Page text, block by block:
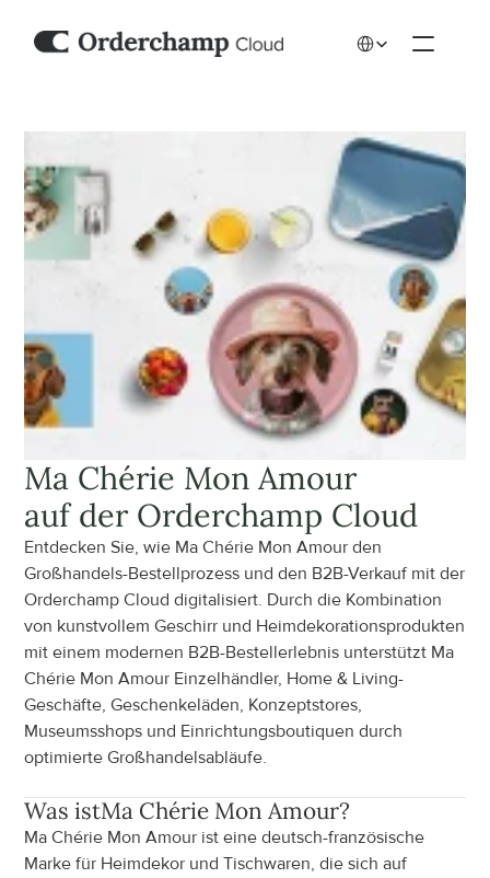
Ma Chérie Mon Amour
auf der Orderchamp Cloud
Entdecken Sie, wie Ma Chérie Mon Amour den
Großhandels-Bestellprozess und den B2B-Verkauf mit der
Orderchamp Cloud digitalisiert. Durch die Kombination
von kunstvollem Geschirr und Heimdekorationsprodukten
mit einem modernen B2B-Bestellerlebnis unterstützt Ma
Chérie Mon Amour Einzelhändler, Home & Living-
Geschäfte, Geschenkeläden, Konzeptstores,
Museumsshops und Einrichtungsboutiquen durch
optimierte Großhandelsabläufe.
Was istMa Chérie Mon Amour?
Ma Chérie Mon Amour ist eine deutsch-französische
Marke für Heimdekor und Tischwaren, die sich auf